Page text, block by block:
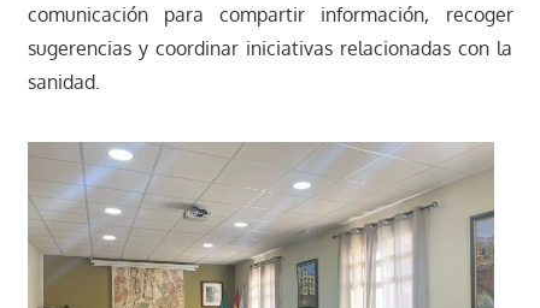
comunicación para compartir información, recoger
sugerencias y coordinar iniciativas relacionadas con la
sanidad.